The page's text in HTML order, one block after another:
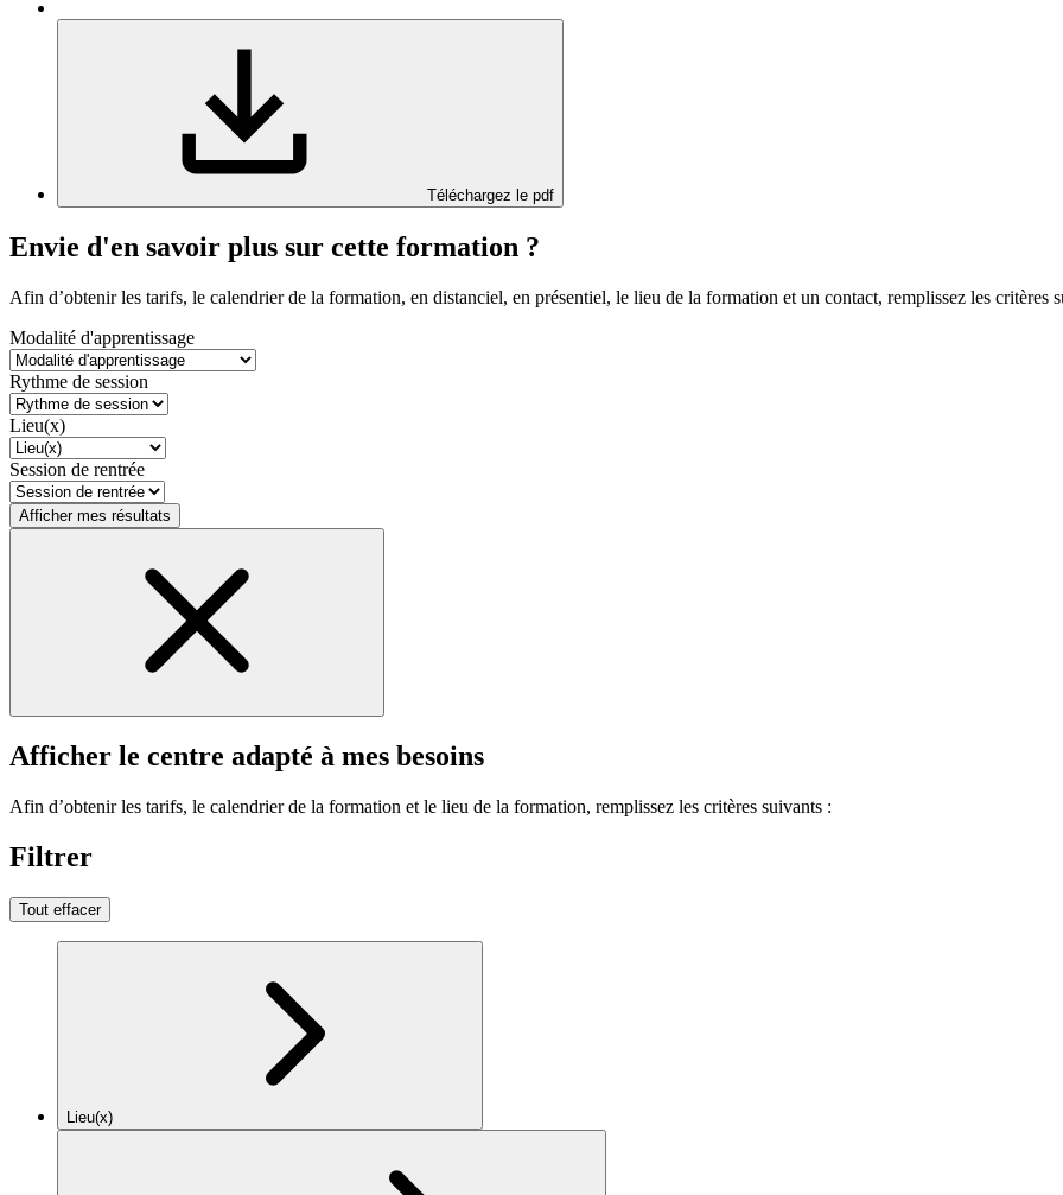
Téléchargez le pdf
Envie d'en savoir plus sur cette formation ?
Afin d’obtenir les tarifs, le calendrier de la formation, en distanciel, en présentiel, le lieu de la formation et un contact, remplissez les critères
Modalité d'apprentissage
Rythme de session
Lieu(x)
Session de rentrée
Afficher mes résultats
Afficher le centre adapté à mes besoins
Afin d’obtenir les tarifs, le calendrier de la formation et le lieu de la formation, remplissez les critères suivants :
Filtrer
Tout effacer
Lieu(x)